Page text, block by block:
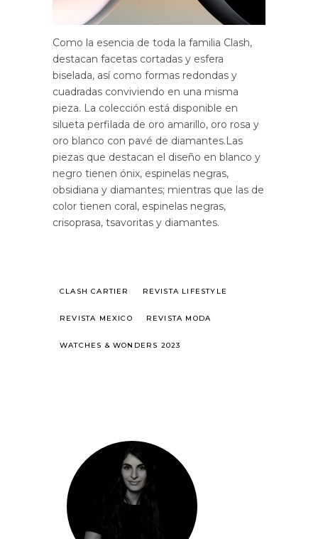
Como la esencia de toda la familia Clash,
destacan facetas cortadas y esfera
biselada, así como formas redondas y
cuadradas conviviendo en una misma
pieza. La colección está disponible en
silueta perfilada de oro amarillo, oro rosa y
oro blanco con pavé de diamantes.Las
piezas que destacan el diseño en blanco y
negro tienen ónix, espinelas negras,
obsidiana y diamantes; mientras que las de
color tienen coral, espinelas negras,
crisoprasa, tsavoritas y diamantes.
CLASH CARTIER REVISTA LIFESTYLE
REVISTA MEXICO REVISTA MODA
WATCHES & WONDERS 2023